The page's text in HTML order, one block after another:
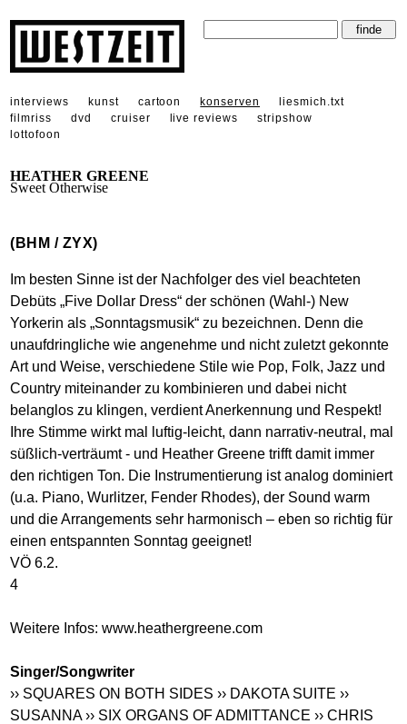
interviews kunst cartoon konserven
liesmich.txt
filmriss
dvd cruiser live reviews
stripshow
lottofoon
HEATHER GREENE
Sweet Otherwise
(BHM / ZYX)
Im besten Sinne ist der Nachfolger des viel beachteten
Debüts „Five Dollar Dress“ der schönen (Wahl-) New
Yorkerin als „Sonntagsmusik“ zu bezeichnen. Denn die
unaufdringliche wie angenehme und nicht zuletzt gekonnte
Art und Weise, verschiedene Stile wie Pop, Folk, Jazz und
Country miteinander zu kombinieren und dabei nicht
belanglos zu klingen, verdient Anerkennung und Respekt!
Ihre Stimme wirkt mal luftig-leicht, dann narrativ-neutral, mal
süßlich-verträumt - und Heather Greene trifft damit immer
den richtigen Ton. Die Instrumentierung ist analog dominiert
(u.a. Piano, Wurlitzer, Fender Rhodes), der Sound warm
und die Arrangements sehr harmonisch – eben so richtig für
einen entspannten Sonntag geeignet!
VÖ 6.2.
4
Weitere Infos:www.heathergreene.com
Singer/Songwriter
›› SQUARES ON BOTH SIDES ›› DAKOTA SUITE ››
SUSANNA ›› SIX ORGANS OF ADMITTANCE ›› CHRIS